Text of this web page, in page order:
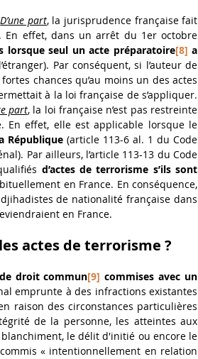
D’une part, la jurisprudence française fait
En effet, dans un arrêt du 1er octobre
lorsque seul un acte préparatoire[8] a
Par conséquent, si l’auteur de
chances qu’au moins un des actes
à la loi française de s’appliquer.
part, la loi française n’est pas restreinte
En effet, elle est applicable lorsque le
République (article 113-6 al. 1 du Code
Par ailleurs, l’article 113-13 du Code
d’actes de terrorisme s’ils sont
en France. En conséquence,
de nationalité française dans
en France.
actes de terrorisme ?
droit commun[9] commises avec un
emprunte à des infractions existantes
raison des circonstances particulières
de la personne, les atteintes aux
le délit d'initié ou encore le
« intentionnellement en relation